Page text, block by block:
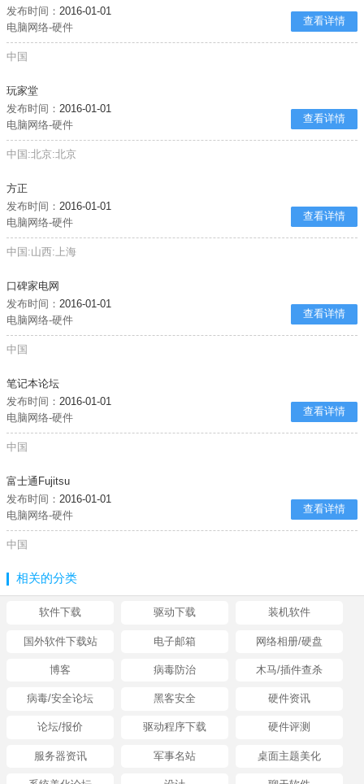
发布时间：2016-01-01
电脑网络-硬件
查看详情
中国
玩家堂
发布时间：2016-01-01
电脑网络-硬件
查看详情
中国:北京:北京
方正
发布时间：2016-01-01
电脑网络-硬件
查看详情
中国:山西:上海
口碑家电网
发布时间：2016-01-01
电脑网络-硬件
查看详情
中国
笔记本论坛
发布时间：2016-01-01
电脑网络-硬件
查看详情
中国
富士通Fujitsu
发布时间：2016-01-01
电脑网络-硬件
查看详情
中国
相关的分类
软件下载 驱动下载 装机软件
国外软件下载站 电子邮箱 网络相册/硬盘
博客 病毒防治 木马/插件查杀
病毒/安全论坛 黑客安全 硬件资讯
论坛/报价 驱动程序下载 硬件评测
服务器资讯 军事名站 桌面主题美化